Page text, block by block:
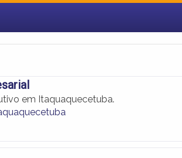
em Itaquaquecetuba.